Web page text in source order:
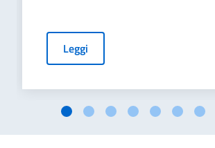
Leggi